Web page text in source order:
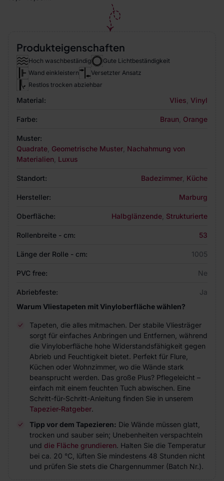
Produkteigenschaften
Hoch waschbeständig
Gute Lichtbeständigkeit
Wand einkleistern
Versetzter Ansatz
Restlos trocken abziehbar
Material: Vlies Vinyl
Farbe: Braun Orange
Muster:
Quadrate Geometrische Muster Nachahmung von
Materialien Luxus
Standort: Badezimmer Küche
Hersteller: Marburg
Oberfläche: Halbglänzende Strukturierte
Rollenbreite - cm: 53
Länge der Rolle - cm: 1005
PVC free: Ne
Abriebfeste:
Ja
Warum Vliestapeten mit Vinyloberfläche wählen?
Tapeten, die alles mitmachen. Der stabile Vliesträger
sorgt für einfaches Anbringen und Entfernen, während
die Vinyloberfläche hohe Widerstandsfähigkeit gegen
Abrieb und Feuchtigkeit bietet. Perfekt für Flure,
Küchen oder Wohnzimmer, wo die Wände stark
beansprucht werden. Das große Plus? Pflegeleicht –
einfach mit einem feuchten Tuch abwischen. Eine
Schritt-für-Schritt-Anleitung finden Sie in unserem
Tapezier-Ratgeber.
Tipp vor dem Tapezieren: Die Wände müssen glatt,
trocken und sauber sein; Unebenheiten verspachteln
und die Fläche grundieren. Halten Sie die Temperatur
bei ca. 20 °C, lüften Sie mindestens 48 Stunden nicht
und prüfen Sie stets die Chargennummer (Batch Nr.).